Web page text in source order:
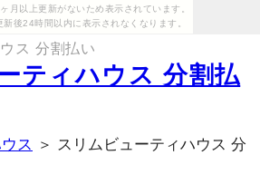
月以上更新がないため表示されています。
新後24時間以内に表示されなくなります。
ス 分割払い
ティハウス 分割払
ス ＞ スリムビューティハウス 分